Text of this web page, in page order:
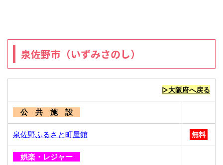
泉佐野市（いずみさのし）
▷大阪府へ戻る
公 共 施 設
泉佐野ふるさと町屋館 無料
娯楽・レジャー